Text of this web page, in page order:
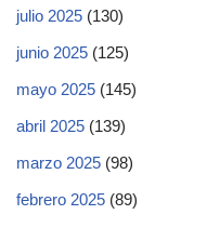
julio 2025 (130)
junio 2025 (125)
mayo 2025 (145)
abril 2025 (139)
marzo 2025 (98)
febrero 2025 (89)